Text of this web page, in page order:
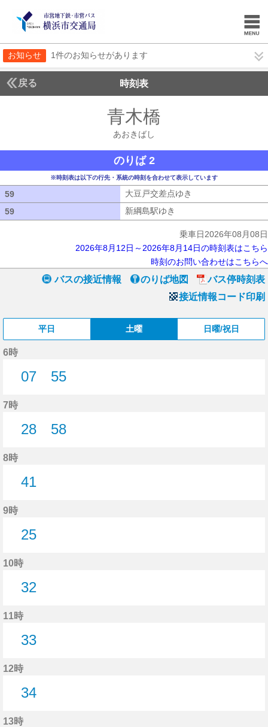
お知らせ 1件のお知らせがあります
戻る 時刻表
青木橋
あおきばし
のりば 2
※時刻表は以下の行先・系統の時刻を合わせて表示しています
59 大豆戸交差点ゆき
59
新綱島駅ゆき
乗車日2026年08月08日
2026年8月12日～2026年8月14日の時刻表はこちら
時刻のお問い合わせはこちらへ
バスの接近情報 のりば地図
バス停時刻表
接近情報コード印刷
平日 土曜 日曜/祝日
6時
07
55
7時
28
58
8時
41
9時
25
10時
32
11時
33
12時
34
13時